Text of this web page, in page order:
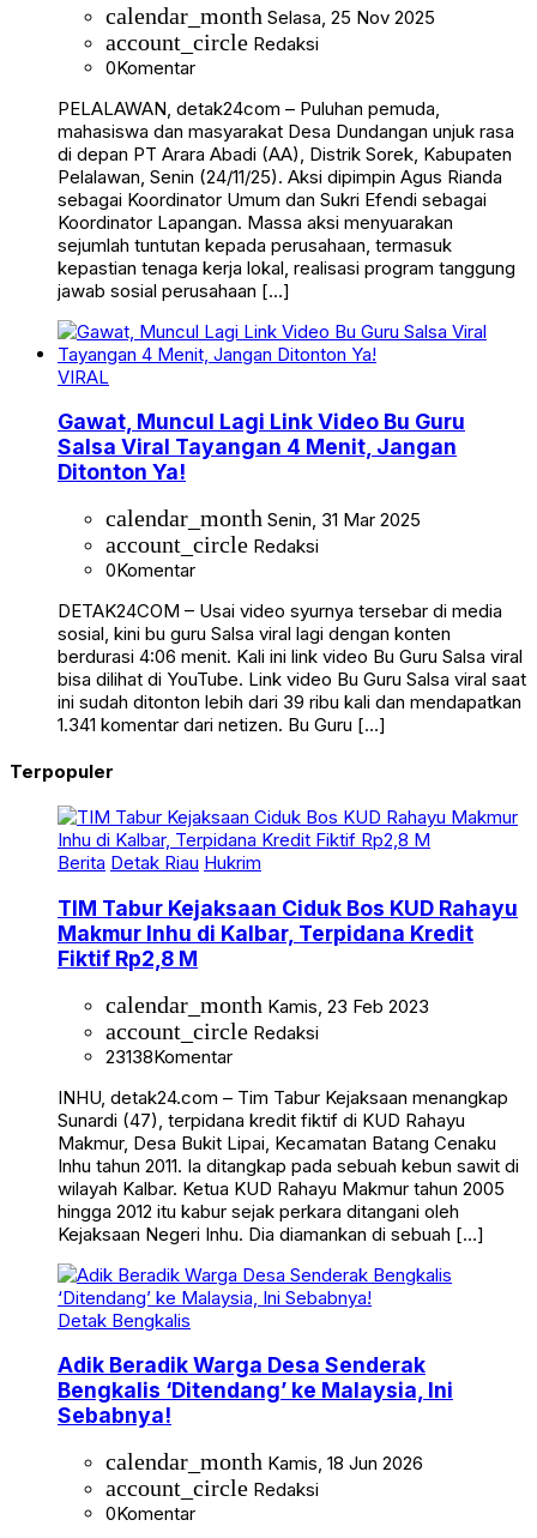
calendar_month Selasa, 25 Nov 2025
account_circle Redaksi
0Komentar
PELALAWAN, detak24com – Puluhan pemuda,
mahasiswa dan masyarakat Desa Dundangan unjuk rasa
di depan PT Arara Abadi (AA), Distrik Sorek, Kabupaten
Pelalawan, Senin (24/11/25). Aksi dipimpin Agus Rianda
sebagai Koordinator Umum dan Sukri Efendi sebagai
Koordinator Lapangan. Massa aksi menyuarakan
sejumlah tuntutan kepada perusahaan, termasuk
kepastian tenaga kerja lokal, realisasi program tanggung
jawab sosial perusahaan […]
VIRAL
Gawat, Muncul Lagi Link Video Bu Guru
Salsa Viral Tayangan 4 Menit, Jangan
Ditonton Ya!
calendar_month Senin, 31 Mar 2025
account_circle Redaksi
0Komentar
DETAK24COM – Usai video syurnya tersebar di media
sosial, kini bu guru Salsa viral lagi dengan konten
berdurasi 4:06 menit. Kali ini link video Bu Guru Salsa viral
bisa dilihat di YouTube. Link video Bu Guru Salsa viral saat
ini sudah ditonton lebih dari 39 ribu kali dan mendapatkan
1.341 komentar dari netizen. Bu Guru […]
Terpopuler
Berita Detak Riau Hukrim
TIM Tabur Kejaksaan Ciduk Bos KUD Rahayu
Makmur Inhu di Kalbar, Terpidana Kredit
Fiktif Rp2,8 M
calendar_month Kamis, 23 Feb 2023
account_circle Redaksi
23138Komentar
INHU, detak24.com – Tim Tabur Kejaksaan menangkap
Sunardi (47), terpidana kredit fiktif di KUD Rahayu
Makmur, Desa Bukit Lipai, Kecamatan Batang Cenaku
Inhu tahun 2011. Ia ditangkap pada sebuah kebun sawit di
wilayah Kalbar. Ketua KUD Rahayu Makmur tahun 2005
hingga 2012 itu kabur sejak perkara ditangani oleh
Kejaksaan Negeri Inhu. Dia diamankan di sebuah […]
Detak Bengkalis
Adik Beradik Warga Desa Senderak
Bengkalis ‘Ditendang’ ke Malaysia, Ini
Sebabnya!
calendar_month Kamis, 18 Jun 2026
account_circle Redaksi
0Komentar